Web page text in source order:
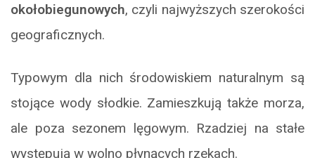
okołobiegunowych, czyli najwyższych szerokości
geograficznych.
Typowym dla nich środowiskiem naturalnym są
stojące wody słodkie. Zamieszkują także morza,
ale poza sezonem lęgowym. Rzadziej na stałe
występują w wolno płynących rzekach.